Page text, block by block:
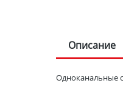
Описание
Одноканальные